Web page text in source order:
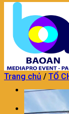
Trang chủ
Trang chủ / TỔ